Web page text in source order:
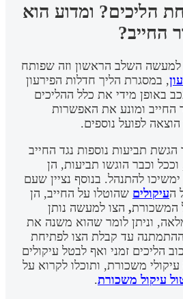
הליכים? ומדוע הוא
החייב?
למעשה השלב הראשון וזה שפותח
, במסגרת הליך חדלות הפירעון
באופן מידי את כלל ההליכים
החייב ומונע את האפשרות
לפועל נוספים.
תביעות נוספות נגד החייב
וכבר הוגשו תביעות, הן
ימשיכו להתנהל. בנוסף נציין שעם
העיקולים שהוטלו על החייב, הן
המשכורת, הצו למעשה נותן
וניתן לומר שהוא משנה את
עד קבלת הצו לפתיחת
הליכים זמני ואף לבטל עיקולים
משכורת, ותוכלו לקרוא על
עיקול משכורת.